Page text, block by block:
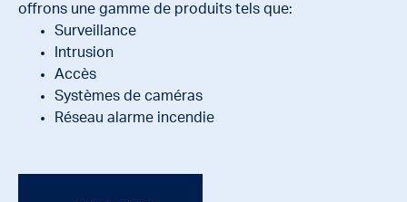
offrons une gamme de produits tels que:
Surveillance
Intrusion
Accès
Systèmes de caméras
Réseau alarme incendie